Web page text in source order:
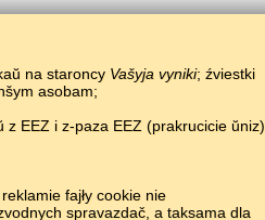
na staroncy Vašyja vyniki; źviestki
asobam;
EEZ i z-paza EEZ (prakrucicie ŭniz).
fajły cookie nie
spravazdač, a taksama dla